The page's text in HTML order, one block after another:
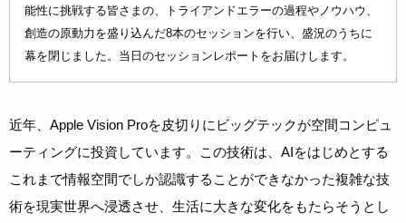
能性に挑戦する皆さまの、トライアンドエラーの過程やノウハウ、
創造の原動力を盛り込んだ8本のセッションを行い、盛況のうちに
幕を閉じました。当日のセッションレポートをお届けします。
近年、Apple Vision Proを皮切りにビッグテックが空間コンピュ
ーティングに投資しています。この技術は、AIをはじめとする
これまで情報空間でしか認識することができなかった複雑な技
術を現実世界へ浸透させ、生活に大きな変化をもたらそうとし